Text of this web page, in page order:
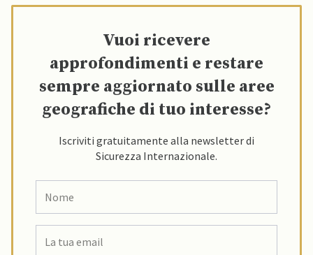
Vuoi ricevere
approfondimenti e restare
sempre aggiornato sulle aree
geografiche di tuo interesse?
Iscriviti gratuitamente alla newsletter di
Sicurezza Internazionale.